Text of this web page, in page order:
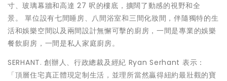
寸、玻璃幕牆和高達 27 呎的樓底，擴闊了動感的視野和全
景。 單位設有七間睡房、八間浴室和三間化妝間，伴隨獨特的生
活和娛樂空間以及兩間設計無懈可擊的廚房，一間是專業的娛樂
餐飲廚房，一間是私人家庭廚房。
SERHANT. 創辦人、行政總裁及經紀 Ryan Serhant 表示：
「頂層住宅真正體現定制生活，並理所當然贏得紐約最壯觀的寶